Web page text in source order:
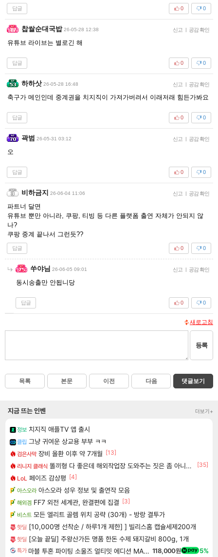
답글 0
0
찹쌀순대국밥 26-05-28 12:38 신고 | 공감 확인
유튜브 라이브는 별로긴 해
답글 0
0
하하삿 26-05-28 16:48 신고 | 공감 확인
축구가 메인인데 중계권을 치지직이 가져가버려서 이래저래 힘든가봐요
답글 0
0
곽범 26-05-31 03:12 신고 | 공감 확인
오
답글 0
0
비하금지 26-06-04 11:06 신고 | 공감 확인
파트너 달면
유튜브 뿐만 아니라, 쿠팡, 티빙 등 다른 플랫폼 출연 자체가 안되지 않
나?
쿠팡 중계 끝나서 그런듯??
답글 0
0
쑤야님 26-06-05 09:01 신고 | 공감 확인
동시송출만 안됩니당
답글 0
0
새로고침
등록
목록 본문 이전 다음 댓글보기
지금 뜨는 인벤 더보기+
정보 치지직 애플TV 앱 출시
클립 그냥 귀여운 상교용 부부 ㅋㅋ
검은사막 장비 올환 이후 약 7개월 [13]
리니지 클래식 똘끼형 다 좋은데 해외작업장 도와주는 짓은 좀 아니지않냐?
[35]
LoL 페이즈 감상평 [4]
아스오라 아스오라 성우 정보 및 출연작 모음
해외겜 FF7 외전 세계관, 완결편에 집결 [3]
비스트 모든 엘리트 골렘 위치 공략 (30개) - 방랑 결투가
핫딜 [10,000명 선착순 / 하루1개 제한] ] 빌리스홈 캡슐세제200개
핫딜 [오늘 끝딜] 주왕산가든 명품 한돈 수제 돼지갈비 800g, 1개
특가 마블 투혼 파이팅 소울즈 얼티밋 에디션 MARVEL Tokon Fighting Souls Ultimate Edition 118,000원 5%